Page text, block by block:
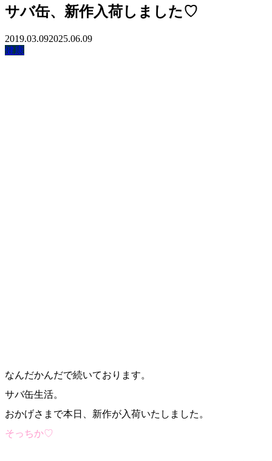
サバ缶、新作入荷しました♡
2019.03.092025.06.09
健康
なんだかんだで続いております。
サバ缶生活。
おかげさまで本日、新作が入荷いたしました。
そっちか♡